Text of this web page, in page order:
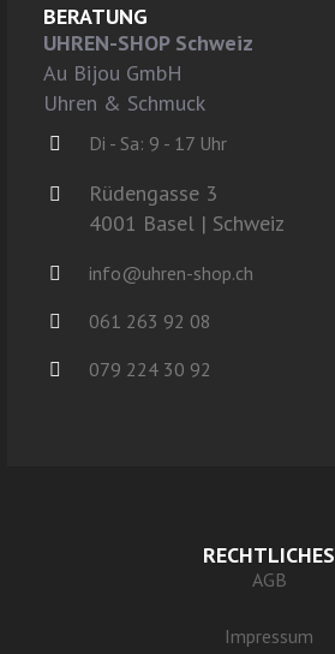
BERATUNG
UHREN-SHOP Schweiz
Au Bijou GmbH
Uhren & Schmuck
Di - Sa: 9 - 17 Uhr
Rüdengasse 3
4001 Basel | Schweiz
info@uhren-shop.ch
061 263 92 08
079 224 30 92
RECHTLICHES
AGB
Impressum